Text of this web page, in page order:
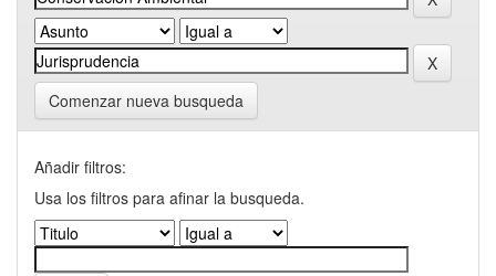
Comenzar nueva busqueda
Añadir filtros:
Usa los filtros para afinar la busqueda.